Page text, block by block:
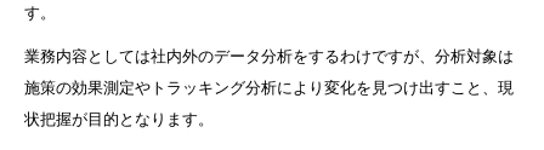
す。
業務内容としては社内外のデータ分析をするわけですが、分析対象は
施策の効果測定やトラッキング分析により変化を見つけ出すこと、現
状把握が目的となります。